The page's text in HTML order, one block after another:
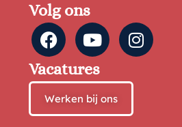
Volg ons
Vacatures
Werken bij ons